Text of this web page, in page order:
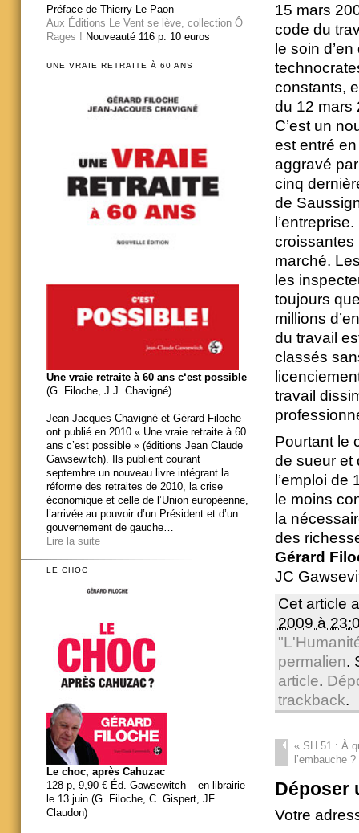
15 mars
code du
le soin
constants,
du 12 mars
C’est un
est entré
aggravé
cinq
de
croissantes
marché.
les
toujours
millions
du travail
classés
travail
Pourtant le
de sueur et
l’emploi
le moins
la
des
Gérard
JC
Cet article
2009 à
permalien.
article.
trackback.
«SH 51 : À
l’embauche ?
Déposer
Votre
Préface de Thierry Le Paon
Aux Éditions Le Vent se lève, collection Ô
Rages ! Nouveauté 116 p. 10 euros
UNE VRAIE RETRAITE À 60 ANS
Une vraie retraite à 60 ans c‘est possible
(G. Filoche, J.J. Chavigné)
Jean-Jacques Chavigné et Gérard Filoche
ont publié en 2010 « Une vraie retraite à 60
ans c’est possible » (éditions Jean Claude
Gawsewitch). Ils publient courant
septembre un nouveau livre intégrant la
réforme des retraites de 2010, la crise
économique et celle de l’Union européenne,
l’arrivée au pouvoir d’un Président et d’un
gouvernement de gauche…
Lire la suite
LE CHOC
Le choc, après Cahuzac
128 p, 9,90 € Éd. Gawsewitch – en librairie
le 13 juin (G. Filoche, C. Gispert, JF
Claudon)